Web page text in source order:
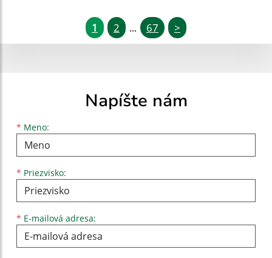
1 2 ... 67 >
Napíšte nám
* Meno:
Meno
* Priezvisko:
Priezvisko
* E-mailová adresa:
E-mailová adresa